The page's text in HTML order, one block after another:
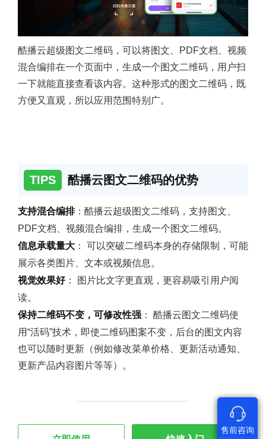
酷播云超级图文二维码，可以将图文、PDF文档、视频
混合编排在一个页面中，生成一个图文二维码，用户扫
一下就能直接查看该内容。这种形式的图文二维码，既
方便又直观，所以应用范围特别广。
TIPS 酷播云图文二维码的优势
支持混合编排：酷播云超级图文二维码，支持图文、
PDF文档、视频混合编排，生成一个图文二维码。
信息承载量大 ： 可以突破二维码本身的存储限制，可能
展示各类图片、文本或视频信息。
视觉效果好： 图片比文字更直观，更容易吸引用户阅
读。
保持二维码不变，可修改性强 ： 酷播云图文二维码使
用“活码”技术，即使二维码图案不变，后台的图文内容
也可以随时更新（例如修改菜单价格、更新活动通知、
更新产品内容图片等等）。
售前咨询
售前咨询